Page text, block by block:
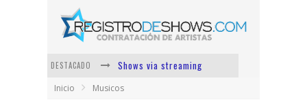
DESTACADO
Shows via streaming
Lit Killah
Inicio Musicos